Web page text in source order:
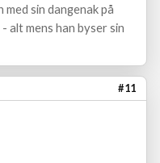
sin dangenak på
alt mens han byser sin
#11